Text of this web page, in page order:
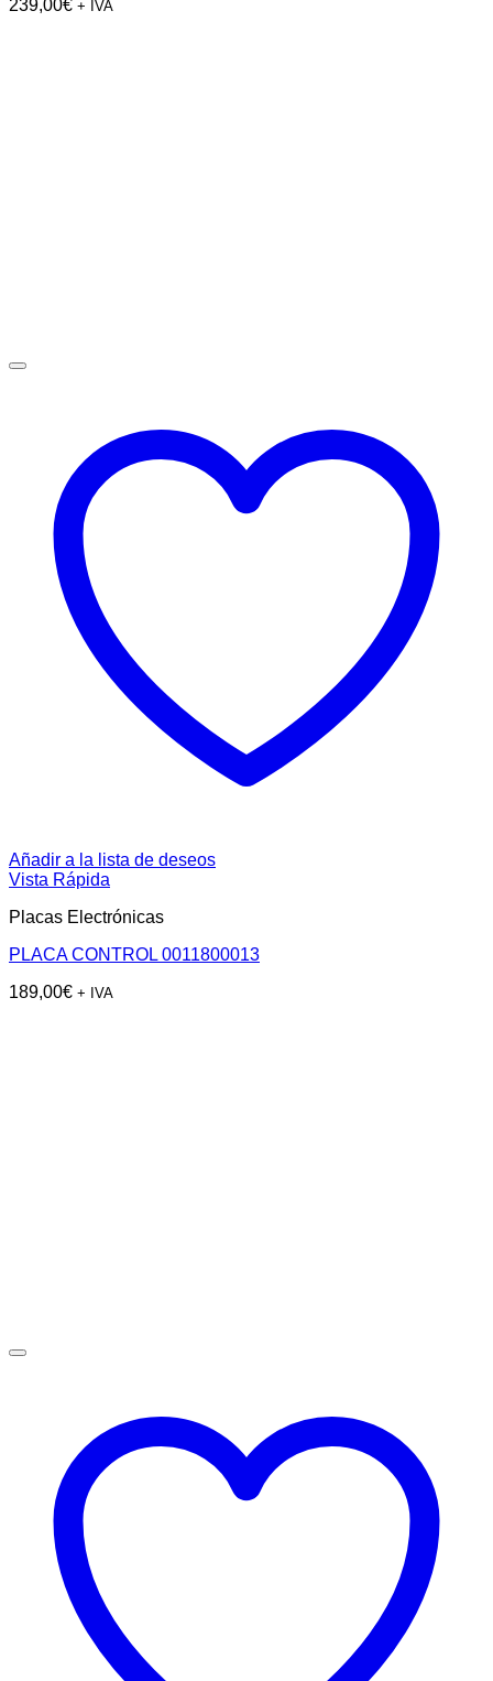
239,00€ + IVA
Añadir a la lista de deseos
Vista Rápida
Placas Electrónicas
PLACA CONTROL 0011800013
189,00€ + IVA